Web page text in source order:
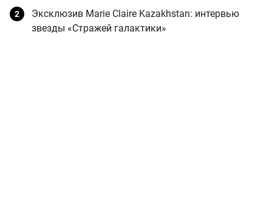
Эксклюзив Marie Claire Kazakhstan: интервью
звезды «Стражей галактики»